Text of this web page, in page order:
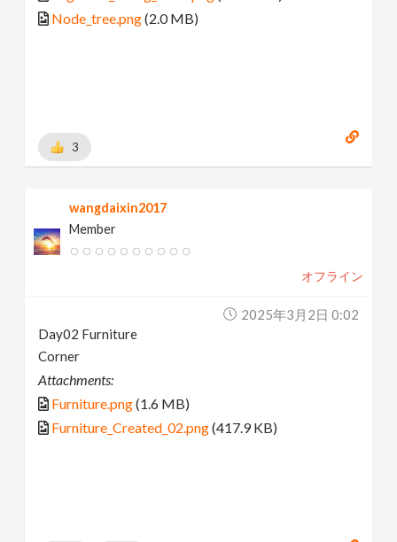
Node_tree.png(2.0 MB)
3
wangdaixin2017
Member
オフライン
2025年3月2日 0:02
Day02 Furniture
Corner
Attachments:
Furniture.png(1.6 MB)
Furniture_Created_02.png(417.9 KB)